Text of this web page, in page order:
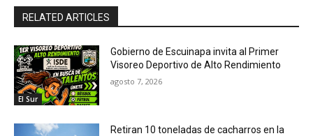
RELATED ARTICLES
El Sur
Gobierno de Escuinapa invita al Primer
Visoreo Deportivo de Alto Rendimiento
agosto 7, 2026
Retiran 10 toneladas de cacharros en la